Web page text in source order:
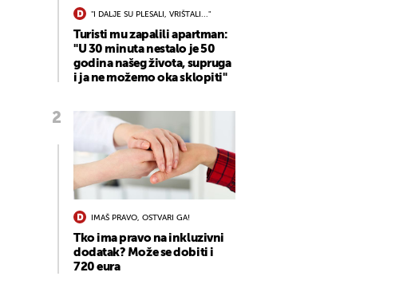
"I DALJE SU PLESALI, VRIŠTALI..."
Turisti mu zapalili apartman:
"U 30 minuta nestalo je 50
godina našeg života, supruga
i ja ne možemo oka sklopiti"
IMAŠ PRAVO, OSTVARI GA!
Tko ima pravo na inkluzivni
dodatak? Može se dobiti i
720 eura